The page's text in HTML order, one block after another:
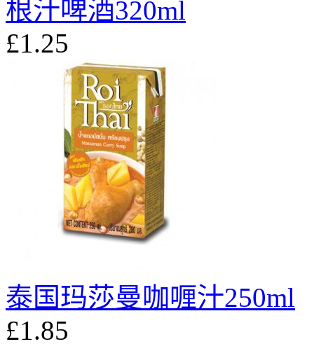
根汁啤酒320ml
£1.25
泰国玛莎曼咖喱汁250ml
£1.85